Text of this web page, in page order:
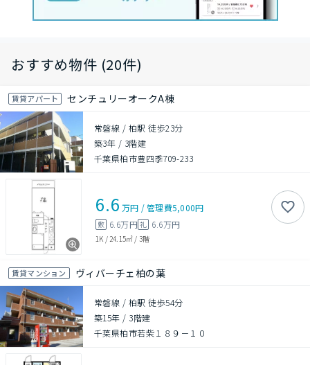
おすすめ物件 (20件)
賃貸アパート センチュリーオークA棟
常磐線 / 柏駅 徒歩23分
築3年 / 3階建
千葉県柏市豊四季709-233
6.6 万円 /管理費5,000円
敷 6.6万円礼 6.6万円
1K / 24.15㎡ / 3階
賃貸マンション ヴィバーチェ柏の葉
常磐線 / 柏駅 徒歩54分
築15年 / 3階建
千葉県柏市若柴１８９－１０